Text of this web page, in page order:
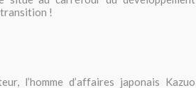
transition !
l’homme d’affaires japonais Kazuo